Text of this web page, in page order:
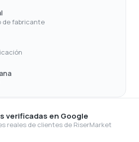
de fabricante
verificadas en Google
reales de clientes de RiserMarket